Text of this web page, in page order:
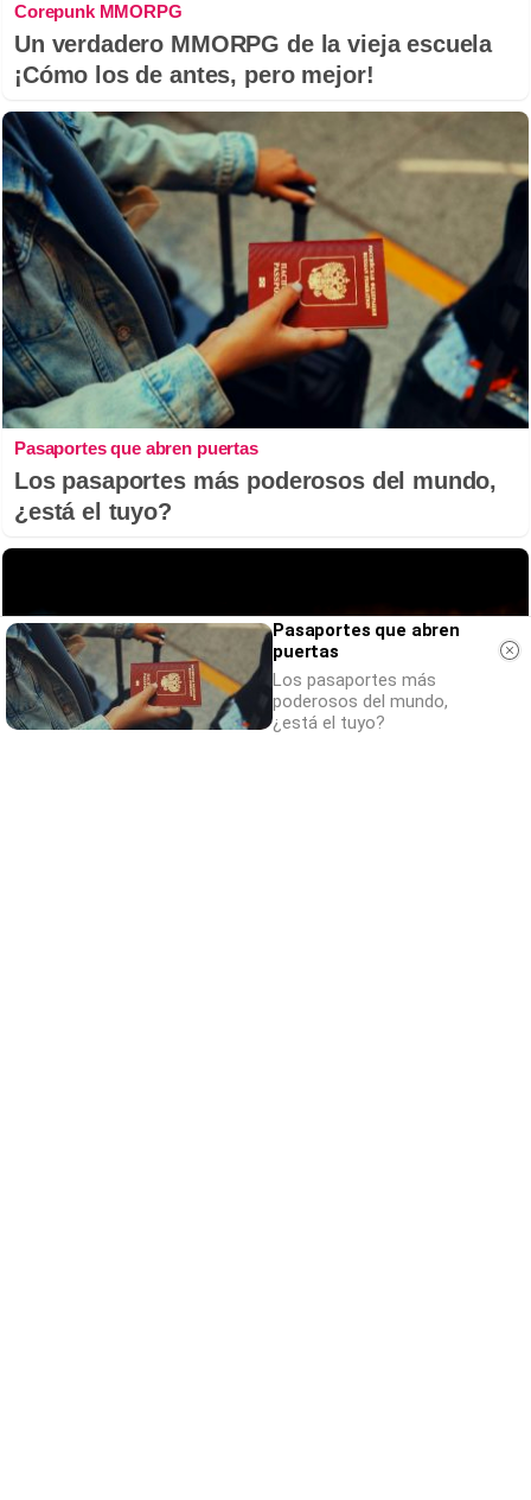
Corepunk MMORPG
Un verdadero MMORPG de la vieja escuela
¡Cómo los de antes, pero mejor!
Pasaportes que abren puertas
Los pasaportes más poderosos del mundo,
¿está el tuyo?
Pasaportes que abren
puertas
Los pasaportes más
poderosos del mundo,
¿está el tuyo?